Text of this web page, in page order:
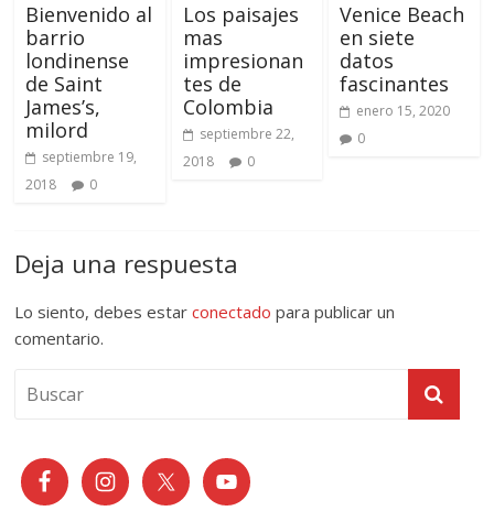
Bienvenido al
barrio
londinense
de Saint
James’s,
milord
septiembre 19,
2018
0
Los paisajes
mas
impresionan
tes de
Colombia
septiembre 22,
2018
0
Venice Beach
en siete
datos
fascinantes
enero 15, 2020
0
Deja una respuesta
Lo siento, debes estarconectado para publicar un
comentario.